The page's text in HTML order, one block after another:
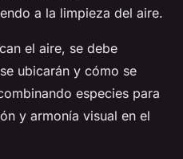
a la limpieza del aire.
el aire, se debe
ubicarán y cómo se
especies para
y armonía visual en el